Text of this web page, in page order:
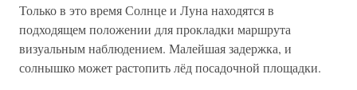
Только в это время Солнце и Луна находятся в
подходящем положении для прокладки маршрута
визуальным наблюдением. Малейшая задержка, и
солнышко может растопить лёд посадочной площадки.